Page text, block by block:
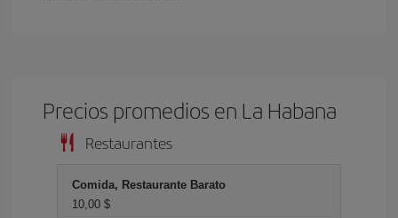
Precios promedios en La Habana
Restaurantes
Comida, Restaurante Barato
10,00 $